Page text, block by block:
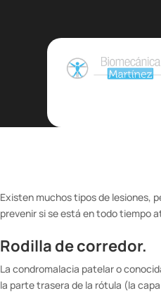
Existen muchos tipos de lesiones,
prevenir si se está en todo tiempo
Rodilla de corredor.
La condromalacia patelar o
la parte trasera de la rótula (la